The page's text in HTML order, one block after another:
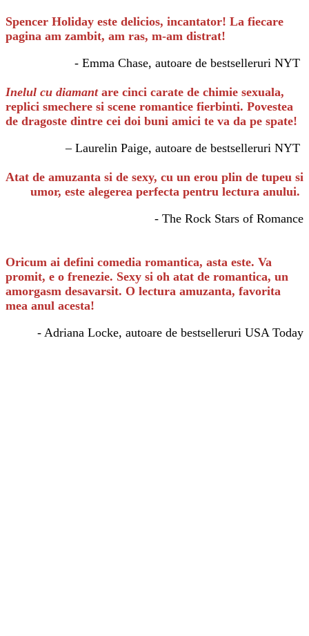
Spencer Holiday este delicios, incantator! La fiecare
pagina am zambit, am ras, m-am distrat!
- Emma Chase, autoare de bestselleruri NYT
Inelul cu diamant are cinci carate de chimie sexuala,
replici smechere si scene romantice fierbinti. Povestea
de dragoste dintre cei doi buni amici te va da pe spate!
– Laurelin Paige, autoare de bestselleruri NYT
Atat de amuzanta si de sexy, cu un erou plin de tupeu si
umor, este alegerea perfecta pentru lectura anului.
- The Rock Stars of Romance
Oricum ai defini comedia romantica, asta este. Va
promit, e o frenezie. Sexy si oh atat de romantica, un
amorgasm desavarsit. O lectura amuzanta, favorita
mea anul acesta!
- Adriana Locke, autoare de bestselleruri USA Today